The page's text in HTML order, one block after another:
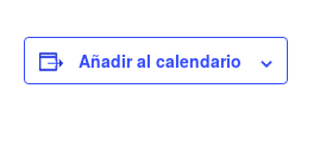
Añadir al calendario